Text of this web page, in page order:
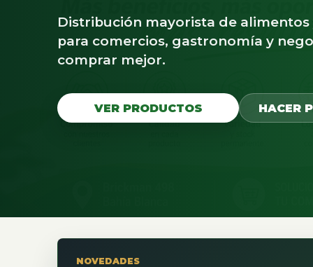
Distribución mayorista de alimentos
para comercios, gastronomía y
comprar mejor.
VER PRODUCTOS HACER
NOVEDADES